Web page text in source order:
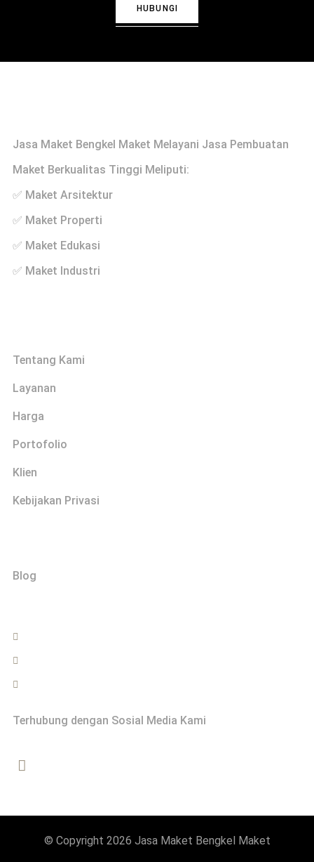
HUBUNGI
Jasa Maket Bengkel Maket Melayani Jasa Pembuatan
Maket Berkualitas Tinggi Meliputi:
✅ Maket Arsitektur
✅ Maket Properti
✅ Maket Edukasi
✅ Maket Industri
Tentang Kami
Layanan
Harga
Portofolio
Klien
Kebijakan Privasi
Blog
Terhubung dengan Sosial Media Kami
© Copyright 2026 Jasa Maket Bengkel Maket